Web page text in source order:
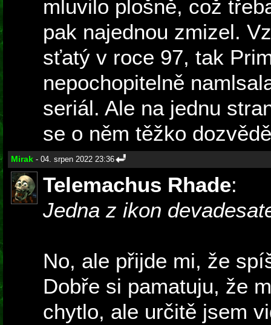
mluvilo plošně, což
pak najednou zmizel.
sťatý v roce 97, tak
nepochopitelně
seriál. Ale na jednu
se o něm těžko
Mirak - 04. srpen 2022 23:36
Telemachus Rhade:
Jedna z ikon
No, ale přijde mi, že
Dobře si pamatuju, že
chytlo, ale určitě jsem